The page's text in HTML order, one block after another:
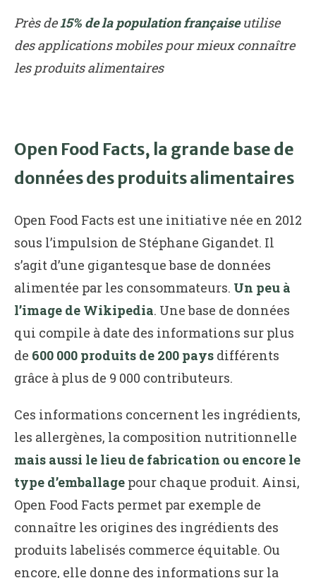
Près de15% de la population françaiseutilise
des applications mobiles pour mieux connaître
les produits alimentaires
Open Food Facts, la grande base de
données des produits alimentaires
Open Food Facts est une initiative née en 2012
sous l’impulsion de Stéphane Gigandet. Il
s’agit d’une gigantesque base de données
alimentée par les consommateurs. Un peu à
l’image de Wikipedia. Une base de données
qui compile à date des informations sur plus
de 600 000 produits de 200 pays différents
grâce à plus de 9 000 contributeurs.
Ces informations concernent les ingrédients,
les allergènes, la composition nutritionnelle
mais aussi le lieu de fabrication ou encore le
type d’emballage pour chaque produit. Ainsi,
Open Food Facts permet par exemple de
connaître les origines des ingrédients des
produits labelisés commerce équitable. Ou
encore, elle donne des informations sur la